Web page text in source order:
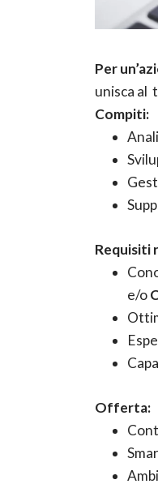
Per
unisca al
Compiti:
Requisiti
e/o
Offerta: